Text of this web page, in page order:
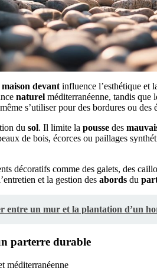
maison devant influence l’esthétique et
naturel méditerranéenne, tandis que
s’utiliser pour des bordures ou des
du sol. Il limite la pousse des
de bois, écorces ou paillages
décoratifs comme des galets, des
et la gestion des abords du
entre un mur et la plantation d’un
parterre durable
méditerranéenne